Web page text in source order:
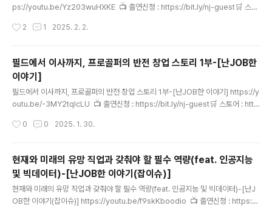
ps://youtu.be/Yz203wuHXKE 📺 출연신청 : https://bit.ly/nj-guest🛒 스토
람을 좋아하는 헤드헌터 책 : https://bit.ly/book-NJ💵 후원계좌 : 하나은행 333
━━━━━━━━━━━━━━━━헤드헌터 윤재홍의 난JOB한 이야기-세
상의 모든 직업━━━━━━━━━━━━━━━━━━━━━━━━━
📺..
2 1 2025. 2. 2.
필드에서 이사까지, 프로골퍼의 반전 창업 스토리 1부-[난JOB한
이야기]
필드에서 이사까지, 프로골퍼의 반전 창업 스토리 1부-[난JOB한 이야기] https://y
outu.be/-3MY2tqlcLU 📺 출연신청 : https://bit.ly/nj-guest🛒 스토어 : http
하는 헤드헌터 책 : https://bit.ly/book-NJ💵 후원계좌 : 하나은행 333-910018
👆구독과 👍좋아요 🔔알림설정 🙏부탁드립니다.━━━━━━━━━━━━━
━━━━━━━━━━━━헤드헌터 윤재홍의 난JOB한 이야기-세상의 모든
직업━━━━━━━━━━━━━━━━━━━━━━━━━📺 유튜브 :
..
0 0 2025. 1. 30.
현재와 미래의 유망 직업과 갖춰야 할 필수 역량(feat. 인공지능
및 빅데이터)-[난JOB한 이야기(잡이슈)]
현재와 미래의 유망 직업과 갖춰야 할 필수 역량(feat. 인공지능 및 빅데이터)-[난J
OB한 이야기(잡이슈)] https://youtu.be/f9skKboodio 📺 출연신청 : https://